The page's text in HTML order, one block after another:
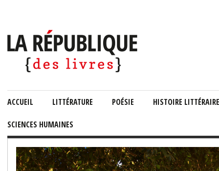
ACCUEIL LITTÉRATURE POÉSIE HISTOIRE LITTÉRAIRE
SCIENCES HUMAINES